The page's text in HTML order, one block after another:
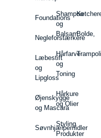
Foundations
Negleforstærkere
Læbestift
og
Lipgloss
Øjenskygge
og Mascara
Søvnhjælpemidler
Shampoo
og
Balsam
Hårfarve
og
Toning
Hårkure
og Olier
Styling
Produkter
Bolde,